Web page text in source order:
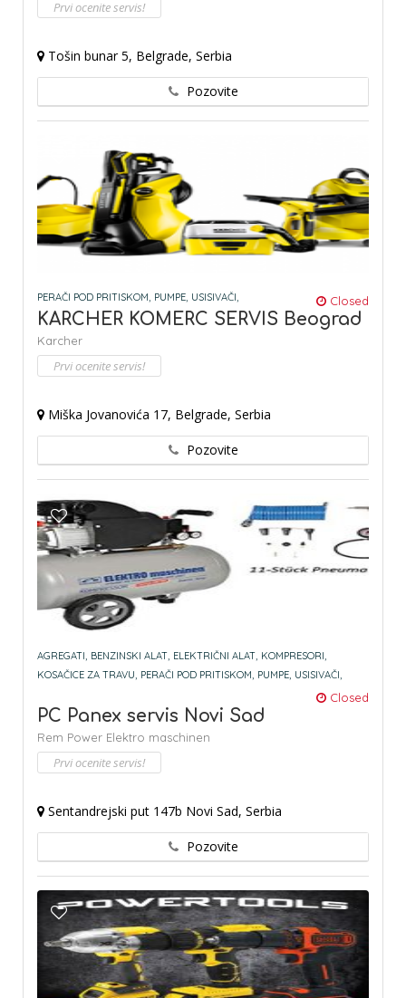
Prvi ocenite servis!
Tošin bunar 5, Belgrade, Serbia
Pozovite
PERAČI POD PRITISKOM, PUMPE, USISIVAČI, Closed
KARCHER KOMERC SERVIS Beograd
Karcher
Prvi ocenite servis!
Miška Jovanovića 17, Belgrade, Serbia
Pozovite
AGREGATI, BENZINSKI ALAT, ELEKTRIČNI ALAT, KOMPRESORI,
KOSAČICE ZA TRAVU, PERAČI POD PRITISKOM, PUMPE, USISIVAČI,
Closed
PC Panex servis Novi Sad
Rem Power Elektro maschinen
Prvi ocenite servis!
Sentandrejski put 147b Novi Sad, Serbia
Pozovite